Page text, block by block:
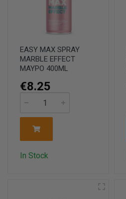
EASY MAX SPRAY
MARBLE EFFECT
ΜΑΥΡΟ 400ML
€8.25
In Stock